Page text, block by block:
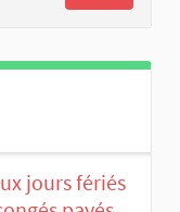
jours fériés